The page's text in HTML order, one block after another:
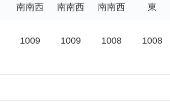
南南西 南南西 南南西 東
1009 1009 1008 1008